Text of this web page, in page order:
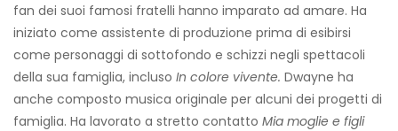
fan dei suoi famosi fratelli hanno imparato ad amare. Ha
iniziato come assistente di produzione prima di esibirsi
come personaggi di sottofondo e schizzi negli spettacoli
della sua famiglia, incluso In colore vivente. Dwayne ha
anche composto musica originale per alcuni dei progetti di
famiglia. Ha lavorato a stretto contatto Mia moglie e figli